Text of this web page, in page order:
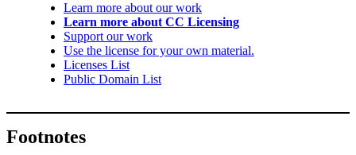
Learn more about our work
Learn more about CC Licensing
Support our work
Use the license for your own material.
Licenses List
Public Domain List
Footnotes